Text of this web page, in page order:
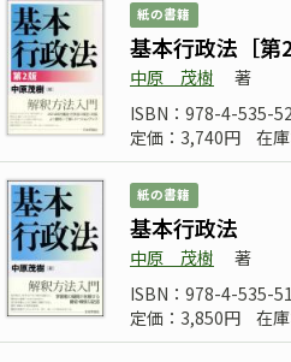
紙の書籍
基本行政法［第2
中原 茂樹
著
ISBN：978-4-535-
定価：3,740円
在
紙の書籍
基本行政法
中原 茂樹
著
ISBN：978-4-535-
定価：3,850円
在